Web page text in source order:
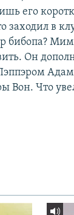
его
в
бибопа?
Он
Вон. Что